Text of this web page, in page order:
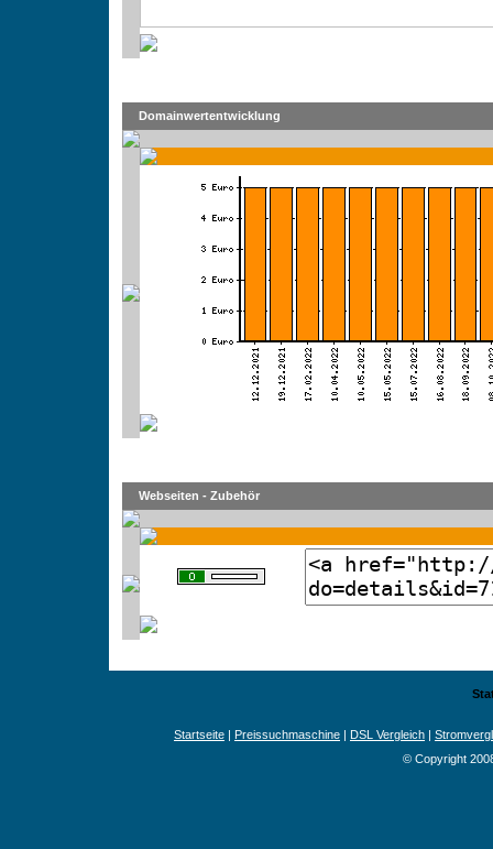
Domainwertentwicklung
Webseiten - Zubehör
Startseite | Preissuchmaschine | DSL Vergleich |
© Copyright